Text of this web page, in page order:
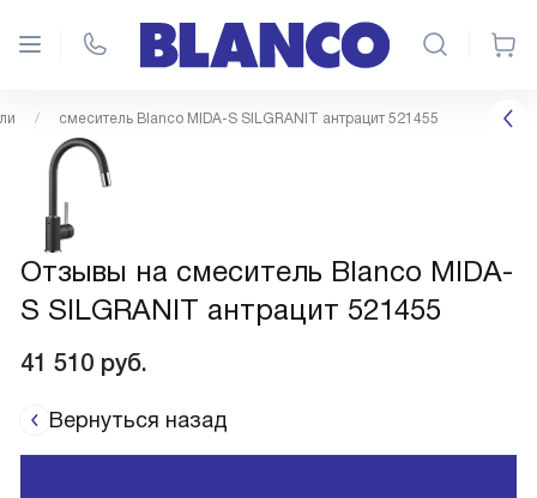
смеситель Blanco MIDA-S SILGRANIT антрацит 521455
Отзывы на смеситель Blanco MIDA-
S SILGRANIT антрацит 521455
41 510 руб.
Вернуться назад